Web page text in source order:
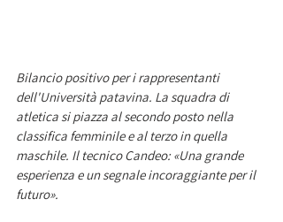
Bilancio positivo per i rappresentanti
dell'Università patavina. La squadra di
atletica si piazza al secondo posto nella
classifica femminile e al terzo in quella
maschile. Il tecnico Candeo: «Una grande
esperienza e un segnale incoraggiante per il
futuro».